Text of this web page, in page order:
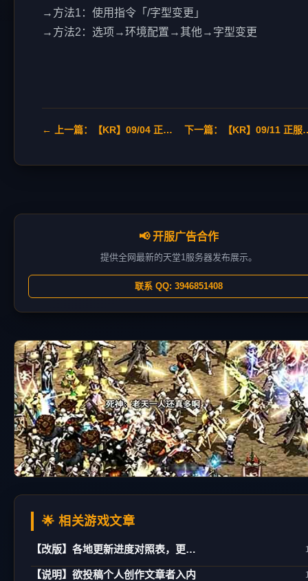
→方法1：使用指令「/字型变更」
→方法2：选项→环境配置→其他→字型变更
← 上一篇：【KR】09/04 正服更新：耳环扩充/技能(2)/伦得双刀 下一篇：【KR】09/11
📢 开服广告合作
提供全网最新的天堂1服务器发布展示。
联系 QQ: 3946851408
🌟 相关游戏文章
【改版】各地更新进度对照表，更新日期：02/21
【说明】欲投稿个人创作文章者入内